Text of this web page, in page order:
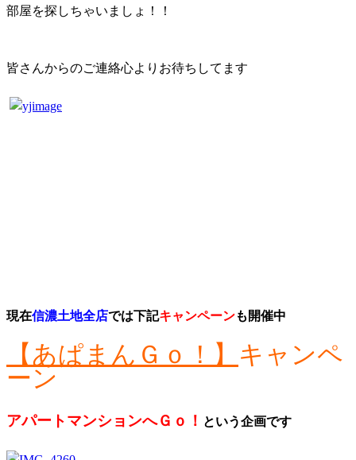
部屋を探しちゃいましょ！！
皆さんからのご連絡心よりお待ちしてます
現在信濃土地全店では下記キャンペーンも開催中
【あぱまんＧｏ！】 キャンペ
ーン
アパートマンションへＧｏ！ という企画です